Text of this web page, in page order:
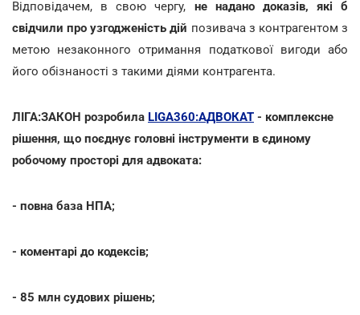
Відповідачем, в свою чергу, не надано доказів, які б
свідчили про узгодженість дій позивача з контрагентом з
метою незаконного отримання податкової вигоди або
його обізнаності з такими діями контрагента.
ЛІГА:ЗАКОН розробила LIGA360:АДВОКАТ - комплексне
рішення, що поєднує головні інструменти в єдиному
робочому просторі для адвоката:
- повна база НПА;
- коментарі до кодексів;
- 85 млн судових рішень;